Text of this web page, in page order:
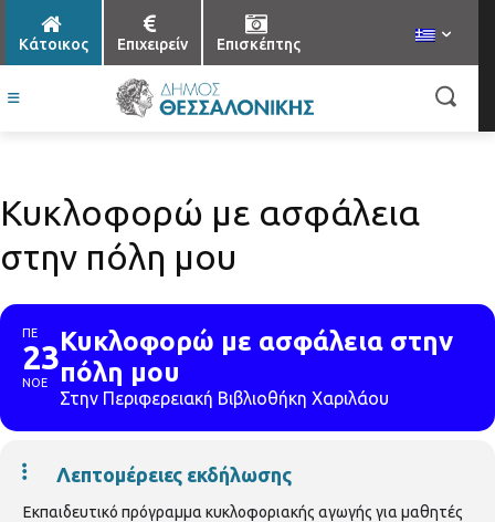
Κάτοικος Επιχειρείν Επισκέπτης
Κυκλοφορώ με ασφάλεια
στην πόλη μου
ΠΕ
23
ΝΟΕ
Κυκλοφορώ με ασφάλεια στην
πόλη μου
Στην Περιφερειακή Βιβλιοθήκη Χαριλάου
Λεπτομέρειες εκδήλωσης
Εκπαιδευτικό πρόγραμμα κυκλοφοριακής αγωγής για μαθητές